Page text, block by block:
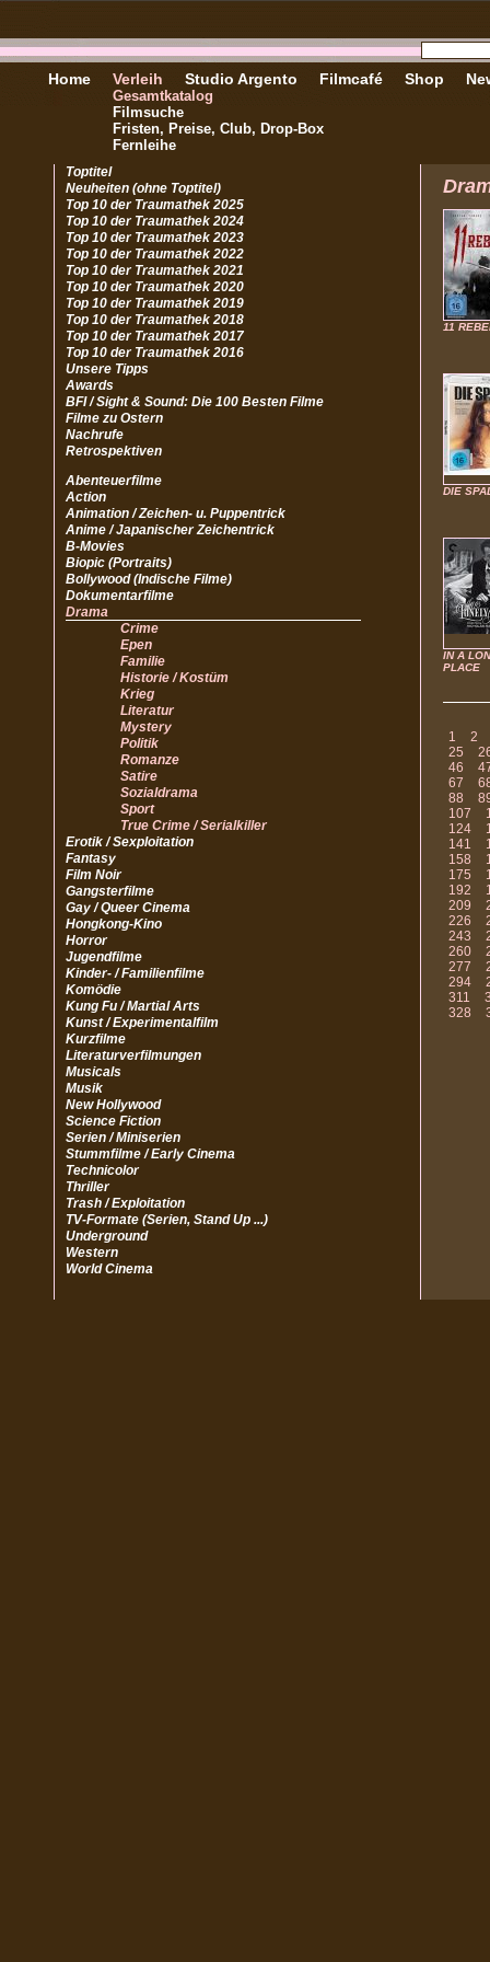
Home Verleih
Gesamtkatalog
Filmsuche
Fristen, Preise, Club, Drop-Box
Fernleihe
Studio Argento Filmcafé Shop
Toptitel
Neuheiten (ohne Toptitel)
Top 10 der Traumathek 2025
Top 10 der Traumathek 2024
Top 10 der Traumathek 2023
Top 10 der Traumathek 2022
Top 10 der Traumathek 2021
Top 10 der Traumathek 2020
Top 10 der Traumathek 2019
Top 10 der Traumathek 2018
Top 10 der Traumathek 2017
Top 10 der Traumathek 2016
Unsere Tipps
Awards
BFI / Sight & Sound: Die 100 Besten Filme
Filme zu Ostern
Nachrufe
Retrospektiven
Abenteuerfilme
Action
Animation / Zeichen- u. Puppentrick
Anime / Japanischer Zeichentrick
B-Movies
Biopic (Portraits)
Bollywood (Indische Filme)
Dokumentarfilme
Drama
Crime
Epen
Familie
Historie / Kostüm
Krieg
Literatur
Mystery
Politik
Romanze
Satire
Sozialdrama
Sport
True Crime / Serialkiller
Erotik / Sexploitation
Fantasy
Film Noir
Gangsterfilme
Gay / Queer Cinema
Hongkong-Kino
Horror
Jugendfilme
Kinder- / Familienfilme
Komödie
Kung Fu / Martial Arts
Kunst / Experimentalfilm
Kurzfilme
Literaturverfilmungen
Musicals
Musik
New Hollywood
Science Fiction
Serien / Miniserien
Stummfilme / Early Cinema
Technicolor
Thriller
Trash / Exploitation
TV-Formate (Serien, Stand Up ...)
Underground
Western
World Cinema
11
DIE
IN A
PLACE
1
2
25
46
67
88
107
124
141
158
175
192
209
226
243
260
277
294
311
328